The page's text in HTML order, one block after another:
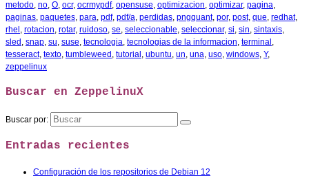
metodo, no, O, ocr, ocrmypdf, opensuse, optimizacion, optimizar, pagina,
paginas, paquetes, para, pdf, pdf/a, perdidas, pngquant, por, post, que, redhat,
rhel , rotacion, rotar, ruidoso, se, seleccionable, seleccionar, si, sin, sintaxis,
sled , snap, su, suse, tecnologia, tecnologias de la informacion, terminal ,
tesseract, texto, tumbleweed , tutorial , ubuntu, un, una, uso, windows, Y,
zeppelinux
Buscar en ZeppelinuX
Buscar por:
Entradas recientes
Configuración de los repositorios de Debian 12